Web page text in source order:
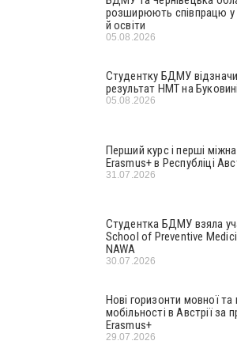
розширюють співпрацю у
й освіти
05.08.2026
Студентку БДМУ
результат НМТ на Буковині
05.08.2026
Перший курс і перші
Erasmus+ в Республіці
31.07.2026
Студентка БДМУ взяла
School of Preventive
NAWA
30.07.2026
Нові горизонти мовної та
мобільності в Австрії за
Erasmus+
29.07.2026